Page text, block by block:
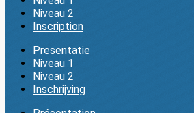
Niveau 2
Inscription
Presentatie
Niveau 1
Niveau 2
Inschrijving